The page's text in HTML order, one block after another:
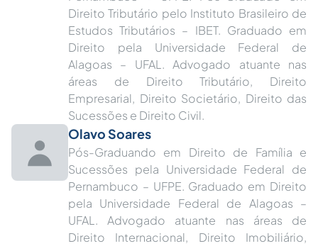
Direito Tributário pelo Instituto Brasileiro de
Estudos Tributários – IBET. Graduado em
Direito pela Universidade Federal de
Alagoas – UFAL. Advogado atuante nas
áreas de Direito Tributário, Direito
Empresarial, Direito Societário, Direito das
Sucessões e Direito Civil.
Olavo Soares
Pós-Graduando em Direito de Família e
Sucessões pela Universidade Federal de
Pernambuco – UFPE. Graduado em Direito
pela Universidade Federal de Alagoas –
UFAL. Advogado atuante nas áreas de
Direito Internacional, Direito Imobiliário,